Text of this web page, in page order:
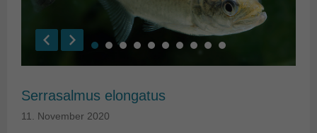
Serrasalmus elongatus
11. November 2020